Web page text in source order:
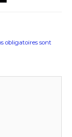
obligatoires sont